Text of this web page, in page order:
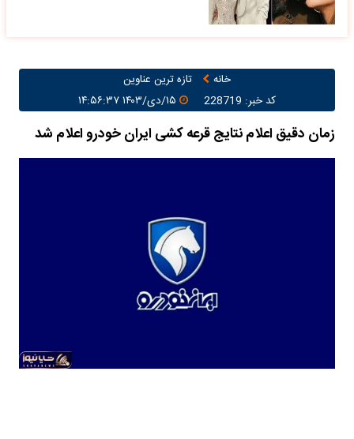
خانه
تازه ترین عناوین
کد خبر: 228719
زمان دقیق اعلام نتایج قرعه کشی ایران خودرو اعلام شد